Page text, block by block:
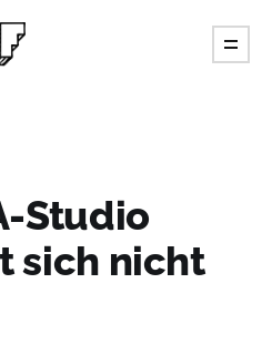
Studio
sich nicht